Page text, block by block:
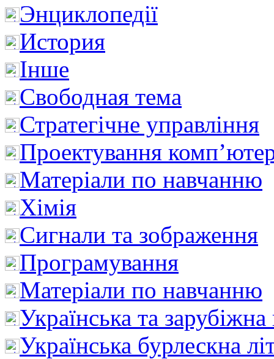
Энциклопедії
История
Інше
Свободная тема
Стратегічне управління
Проектування
Матеріали по навчанню
Хімія
Сигнали та зображення
Програмування
Матеріали по навчанню
Українська та зарубіжна
Українська бурлескна